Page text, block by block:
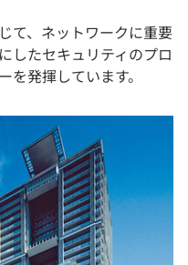
て、ネットワークに重要
したセキュリティのプロ
発揮しています。